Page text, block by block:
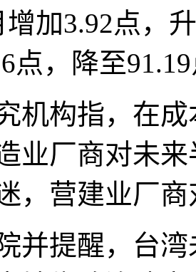
加3.92点，
点，降至
构指，在成
业厂商对未
，营建业厂
提醒，台湾